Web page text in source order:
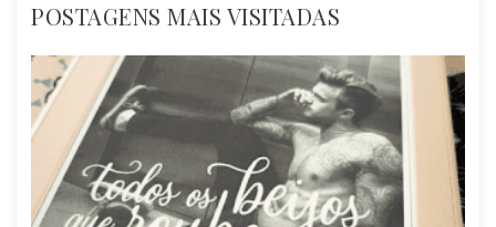
POSTAGENS MAIS VISITADAS